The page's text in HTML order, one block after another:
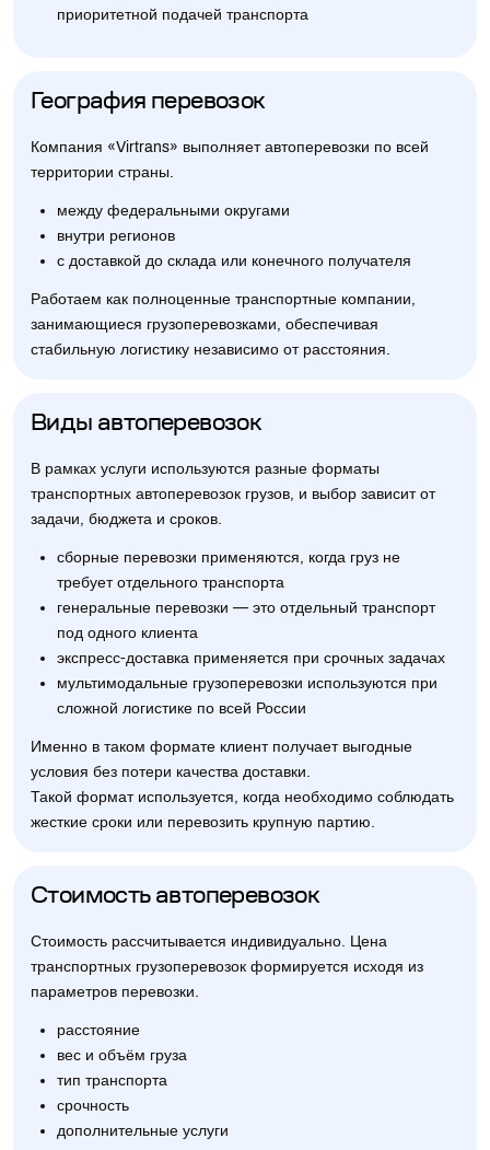
приоритетной подачей транспорта
География перевозок
Компания «Virtrans» выполняет автоперевозки по всей
территории страны.
между федеральными округами
внутри регионов
с доставкой до склада или конечного получателя
Работаем как полноценные транспортные компании,
занимающиеся грузоперевозками, обеспечивая
стабильную логистику независимо от расстояния.
Виды автоперевозок
В рамках услуги используются разные форматы
транспортных автоперевозок грузов, и выбор зависит от
задачи, бюджета и сроков.
сборные перевозки применяются, когда груз не
требует отдельного транспорта
генеральные перевозки — это отдельный транспорт
под одного клиента
экспресс-доставка применяется при срочных задачах
мультимодальные грузоперевозки используются при
сложной логистике по всей России
Именно в таком формате клиент получает выгодные
условия без потери качества доставки.
Такой формат используется, когда необходимо соблюдать
жесткие сроки или перевозить крупную партию.
Стоимость автоперевозок
Стоимость рассчитывается индивидуально. Цена
транспортных грузоперевозок формируется исходя из
параметров перевозки.
расстояние
вес и объём груза
тип транспорта
срочность
дополнительные услуги